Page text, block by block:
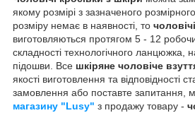
якому розмірі з зазначеного
розміру немає в наявності, то
виготовляються протягом 5 - 12
складності технологічного ланцюжка,
підошви. Все шкіряне чоловіче
якості виготовлення та відповідності
замовлення або поставте запитання,
магазину "Lusy" з продажу товару -